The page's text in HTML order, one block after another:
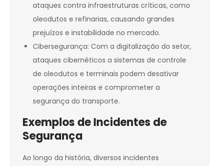
ataques contra infraestruturas críticas, como
oleodutos e refinarias, causando grandes
prejuízos e instabilidade no mercado.
Cibersegurança: Com a digitalização do setor,
ataques cibernéticos a sistemas de controle
de oleodutos e terminais podem desativar
operações inteiras e comprometer a
segurança do transporte.
Exemplos de Incidentes de
Segurança
Ao longo da história, diversos incidentes